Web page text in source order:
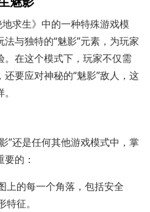
求生》中的一种特殊游戏模
与独特的“魅影”元素，为玩家
在这个模式下，玩家不仅需
要应对神秘的“魅影”敌人，这
”还是任何其他游戏模式中，掌
的：
上的每一个角落，包括安全
征。